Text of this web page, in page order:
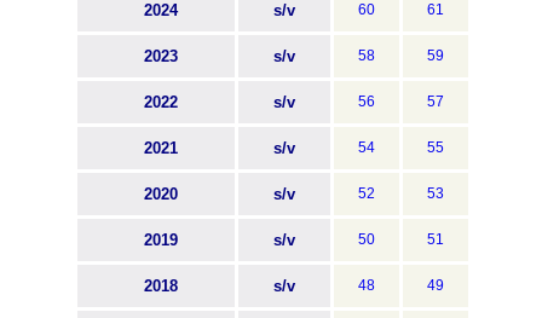
2024 s/v 60 61
2023 s/v 58 59
2022 s/v 56 57
2021 s/v 54 55
2020 s/v 52 53
2019 s/v 50 51
2018 s/v 48 49